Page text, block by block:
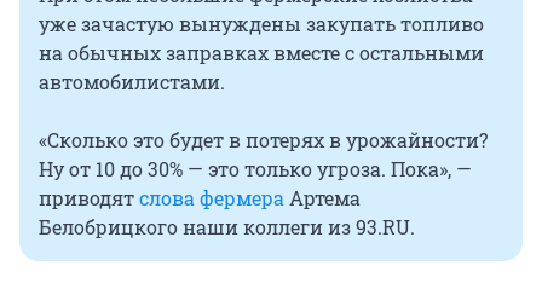
уже зачастую вынуждены закупать топливо
на обычных заправках вместе с остальными
автомобилистами.
«Сколько это будет в потерях в урожайности?
Ну от 10 до 30% — это только угроза. Пока», —
приводятслова фермера Артема
Белобрицкого наши коллеги из 93.RU.